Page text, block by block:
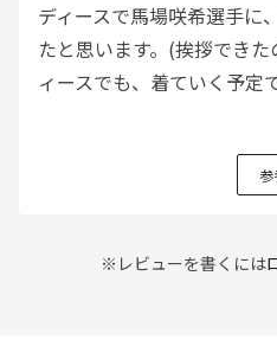
ディースで馬場咲希選手に
たと思います。(挨拶でき
ィースでも、着ていく予定で
参
※レビューを書くには